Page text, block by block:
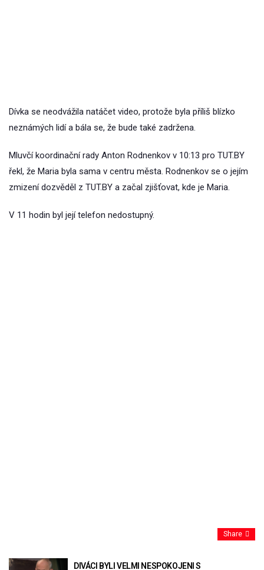
Dívka se neodvážila natáčet video, protože byla příliš blízko
neznámých lidí a bála se, že bude také zadržena.
Mluvčí koordinační rady Anton Rodnenkov v 10:13 pro TUT.BY
řekl, že Maria byla sama v centru města. Rodnenkov se o jejím
zmizení dozvěděl z TUT.BY a začal zjišťovat, kde je Maria.
V 11 hodin byl její telefon nedostupný.
Share
DIVÁCI BYLI VELMI NESPOKOJENI S